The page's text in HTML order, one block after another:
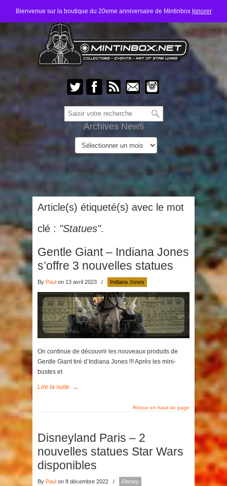
Bienvenue sur la boutique du 20eme anniversaire de Mintinbox Ignorer
Archives News
Article(s) étiqueté(s) avec le mot
clé : "Statues".
Gentle Giant – Indiana Jones
s’offre 3 nouvelles statues
By Paul on 13 avril 2023 / Indiana Jones
On continue de découvrir les nouveaux produits de
Gentle Giant tiré d’Indiana Jones !!! Après les mini-
bustes et
Lire la suite →
Retour en haut de page
Disneyland Paris – 2
nouvelles statues Star Wars
disponibles
By Paul on 8 décembre 2022 / Disney